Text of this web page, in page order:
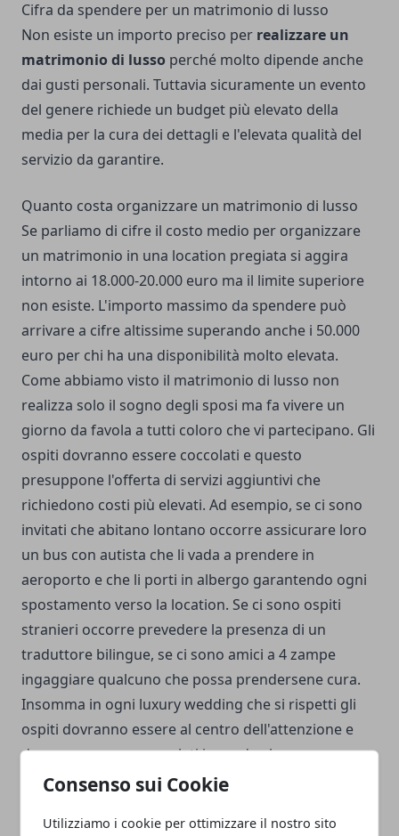
Consenso sui Cookie
Utilizziamo i cookie per ottimizzare il nostro sito
Cifra da spendere per un matrimonio di lusso
Non esiste un importo preciso per realizzare un
matrimonio di lusso perché molto dipende anche
dai gusti personali. Tuttavia sicuramente un evento
del genere richiede un budget più elevato della
media per la cura dei dettagli e l'elevata qualità del
servizio da garantire.
Quanto costa organizzare un matrimonio di lusso
Se parliamo di cifre il costo medio per organizzare
un matrimonio in una location pregiata si aggira
intorno ai 18.000-20.000 euro ma il limite superiore
non esiste. L'importo massimo da spendere può
arrivare a cifre altissime superando anche i 50.000
euro per chi ha una disponibilità molto elevata.
Come abbiamo visto il matrimonio di lusso non
realizza solo il sogno degli sposi ma fa vivere un
giorno da favola a tutti coloro che vi partecipano. Gli
ospiti dovranno essere coccolati e questo
presuppone l'offerta di servizi aggiuntivi che
richiedono costi più elevati. Ad esempio, se ci sono
invitati che abitano lontano occorre assicurare loro
un bus con autista che li vada a prendere in
aeroporto e che li porti in albergo garantendo ogni
spostamento verso la location. Se ci sono ospiti
stranieri occorre prevedere la presenza di un
traduttore bilingue, se ci sono amici a 4 zampe
ingaggiare qualcuno che possa prendersene cura.
Insomma in ogni luxury wedding che si rispetti gli
ospiti dovranno essere al centro dell'attenzione e
dovranno essere coccolati in modo che possano
vivere un'esperienza da favola. Tutto questo
hanno dei costi più elevati ma che garantiscono